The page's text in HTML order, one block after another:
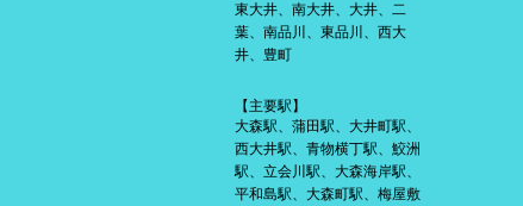
東大井、南大井、大井、二
葉、南品川、東品川、西大
井、豊町
【主要駅】
大森駅、蒲田駅、大井町駅、
西大井駅、青物横丁駅、鮫洲
駅、立会川駅、大森海岸駅、
平和島駅、大森町駅、梅屋敷